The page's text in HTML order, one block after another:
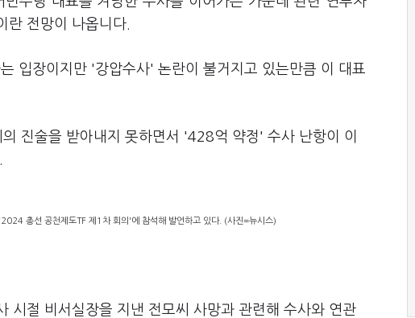
란 전망이 나옵니다.
입장이지만 '강압수사' 논란이 불거지고 있는만큼 이 대표
진술을 받아내지 못하면서 '428억 약정' 수사 난항이 이
총선 공천제도TF 제1차 회의'에 참석해 발언하고 있다. (사진=뉴시스)
시절 비서실장을 지낸 전모씨 사망과 관련해 수사와 연관